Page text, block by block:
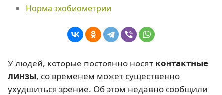
Норма эхобиометрии
У людей, которые постоянно носят контактные
линзы, со временем может существенно
ухудшиться зрение. Об этом недавно сообщили